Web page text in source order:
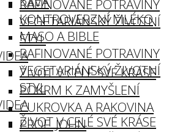
RAFINOVANÉ POTRAVINY
VEGETARIÁNSKÝ ŽIVOTNÍ
STYL
ŽIVOT V CELÉ SVÉ KRÁSE
POKRM K ZAMYŠLENÍ
CUKROVKA A RAKOVINA
PROF. JOHN
KONTROVERZNÍ MLÉKO
MASO A BIBLE
RAFINOVANÉ POTRAVINY
VEGETARIÁNSKÝ ŽIVOTNÍ
STYL
ŽIVOT V CELÉ SVÉ KRÁSE